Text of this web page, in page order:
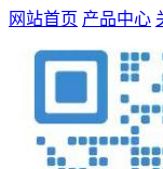
网站首页 产品中心